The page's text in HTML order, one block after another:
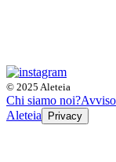
© 2025 Aleteia
Chi siamo noi?
Aleteia
Privacy